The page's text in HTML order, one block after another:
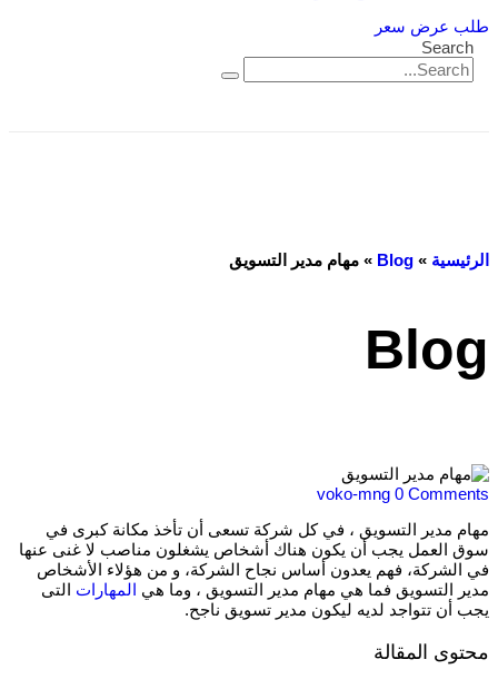
طلب عرض سعر
Search
الرئيسية »
Blog
» مهام مدير التسويق
Blog
voko-mng 0 Comments
مهام مدير التسويق ، في كل شركة تسعى أن تأخذ مكانة كبرى في
سوق العمل يجب أن يكون هناك أشخاص يشغلون مناصب لا غنى عنها
في الشركة، فهم يعدون أساس نجاح الشركة، و من هؤلاء الأشخاص
مدير التسويق فما هي مهام مدير التسويق ، وما هي المهارات التى
يجب أن تتواجد لديه ليكون مدير تسويق ناجح.
محتوى المقالة